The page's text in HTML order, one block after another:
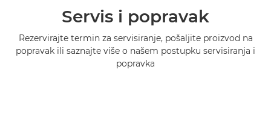
Servis i popravak
Rezervirajte termin za servisiranje, pošaljite proizvod na
popravak ili saznajte više o našem postupku servisiranja i
popravka